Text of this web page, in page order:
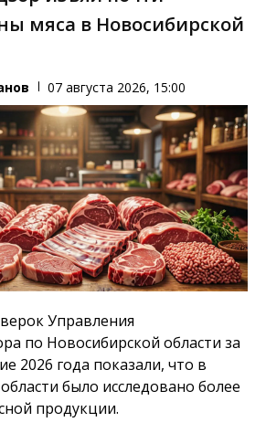
мяса в Новосибирской
07 августа 2026, 15:00
Управления
по Новосибирской области за
2026 года показали, что в
было исследовано более
продукции.